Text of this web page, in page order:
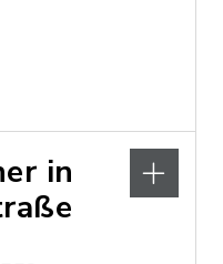
in